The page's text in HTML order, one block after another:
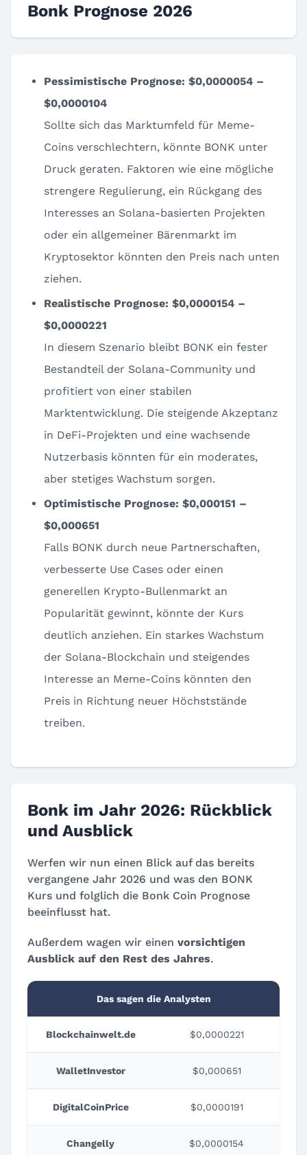
Bonk Prognose 2026
Pessimistische Prognose: $0,0000054 –
$0,0000104
Sollte sich das Marktumfeld für Meme-
Coins verschlechtern, könnte BONK unter
Druck geraten. Faktoren wie eine mögliche
strengere Regulierung, ein Rückgang des
Interesses an Solana-basierten Projekten
oder ein allgemeiner Bärenmarkt im
Kryptosektor könnten den Preis nach unten
ziehen.
Realistische Prognose: $0,0000154 –
$0,0000221
In diesem Szenario bleibt BONK ein fester
Bestandteil der Solana-Community und
profitiert von einer stabilen
Marktentwicklung. Die steigende Akzeptanz
in DeFi-Projekten und eine wachsende
Nutzerbasis könnten für ein moderates,
aber stetiges Wachstum sorgen.
Optimistische Prognose: $0,000151 –
$0,000651
Falls BONK durch neue Partnerschaften,
verbesserte Use Cases oder einen
generellen Krypto-Bullenmarkt an
Popularität gewinnt, könnte der Kurs
deutlich anziehen. Ein starkes Wachstum
der Solana-Blockchain und steigendes
Interesse an Meme-Coins könnten den
Preis in Richtung neuer Höchststände
treiben.
Bonk im Jahr 2026: Rückblick
und Ausblick
Werfen wir nun einen Blick auf das bereits
vergangene Jahr 2026 und was den BONK
Kurs und folglich die Bonk Coin Prognose
beeinflusst hat.
Außerdem wagen wir einen vorsichtigen
Ausblick auf den Rest des Jahres.
Das sagen die Analysten
Blockchainwelt.de $0,0000221
WalletInvestor $0,000651
DigitalCoinPrice $0,0000191
Changelly $0,0000154